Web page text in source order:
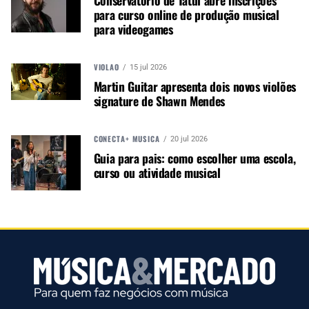
promover e divulgar o mercado e
negócios para o music business,
iluminação e instrumentos
musicais. Nós amamos o que
fazemos.
A MÚSICA & MERCADO ESTÁ NO WHATSAPP!
Noticias que ajudam seu trabalho com a música.
TÓPICOS RELACIONADOS:
IK MULTIMEDIA
MODELAGEM ÁUDIO
SOFTWARE ÁUDIO
para curso online de produção musical
para videogames
VIOLÃO 15 jul 2026
Martin Guitar apresenta dois novos violões
signature de Shawn Mendes
CONECTA+ MÚSICA 20 jul 2026
Guia para pais: como escolher uma escola,
curso ou atividade musical